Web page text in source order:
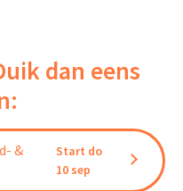
dan eens
&
Start do
10 sep